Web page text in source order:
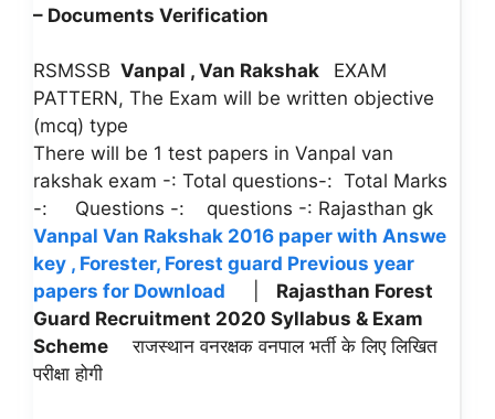
– Documents Verification
RSMSSB Vanpal , Van Rakshak
EXAM
PATTERN, The Exam will be written objective
(mcq) type
There will be 1 test papers in Vanpal van
rakshak exam -: Total questions-: Total Marks
-: Questions -: questions -: Rajasthan gk
Vanpal Van Rakshak 2016 paper with Answe
key , Forester, Forest guard Previous year
papers for Download
Rajasthan Forest
Guard Recruitment 2020 Syllabus & Exam
Scheme
राजस्थान वनरक्षक वनपाल भर्ती के लिए लिखित
परीक्षा होगी